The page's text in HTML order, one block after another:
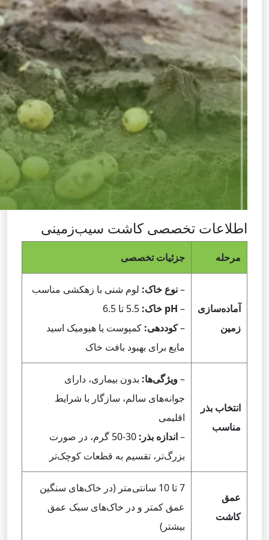
اطلاعات تخصصی کاشت سیب‌زمینی
مرحله جزئیات تخصصی
آماده‌سازی
زمین
–نوع خاک: لوم شنی با زهکشی مناسب
– pH خاک:
–کوددهی: کمپوست یا هیومیک اسید
مایع برای بهبود بافت خاک
انتخاب بذر
مناسب
–ویژگی‌ها: بدون بیماری، دارای
جوانه‌های سالم، سازگار با شرایط
اقلیمی
–اندازه بذر:
30-50 گرم، در صورت
بزرگ‌تر، تقسیم به قطعات کوچک‌تر
عمق
کاشت
7 تا 10 سانتی‌متر (در خاک‌های سنگین
عمق کمتر و در خاک‌های سبک عمق
بیشتر)